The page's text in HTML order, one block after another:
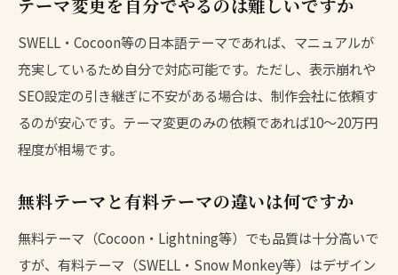
テーマ変更を自分でやるのは難しいですか
SWELL・Cocoon等の日本語テーマであれば、マニュアルが
充実しているため自分で対応可能です。ただし、表示崩れや
SEO設定の引き継ぎに不安がある場合は、制作会社に依頼す
るのが安心です。テーマ変更のみの依頼であれば10〜20万円
程度が相場です。
無料テーマと有料テーマの違いは何ですか
無料テーマ（Cocoon・Lightning等）でも品質は十分高いで
すが、有料テーマ（SWELL・Snow Monkey等）はデザイン